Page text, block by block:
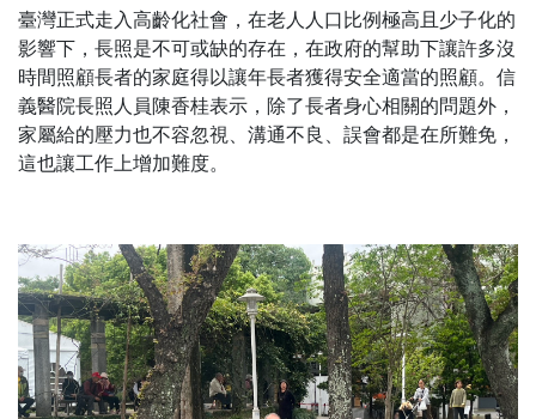
臺灣正式走入高齡化社會，在老人人口比例極高且少子化的
影響下，長照是不可或缺的存在，在政府的幫助下讓許多沒
時間照顧長者的家庭得以讓年長者獲得安全適當的照顧。信
義醫院長照人員陳香桂表示，除了長者身心相關的問題外，
家屬給的壓力也不容忽視、溝通不良、誤會都是在所難免，
這也讓工作上增加難度。